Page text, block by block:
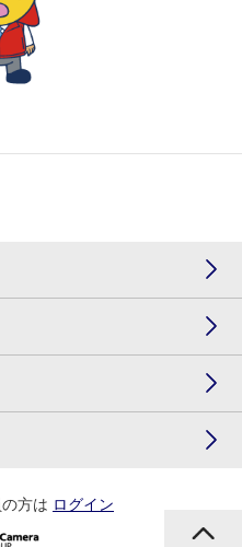
方は ログイン